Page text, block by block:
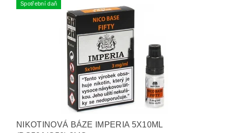
Spotřební daň
NIKOTINOVÁ BÁZE IMPERIA 5X10ML